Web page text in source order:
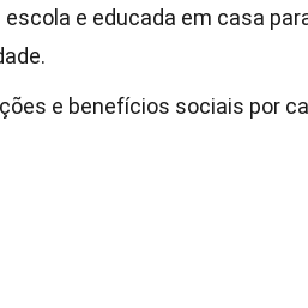
escola e educada em casa
e benefícios sociais por